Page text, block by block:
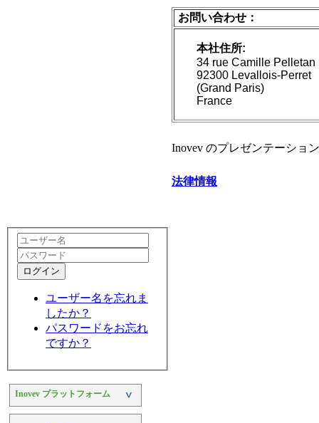
お問い合わせ：
本社住所:
34 rue Camille Pelletan
92300 Levallois-Perret
(Grand Paris)
France
Inovev のプレゼンテーショ
法律情報
ログイン
ユーザー名を忘れま
したか？
パスワードをお忘れ
ですか？
Inovev プラットフォーム >